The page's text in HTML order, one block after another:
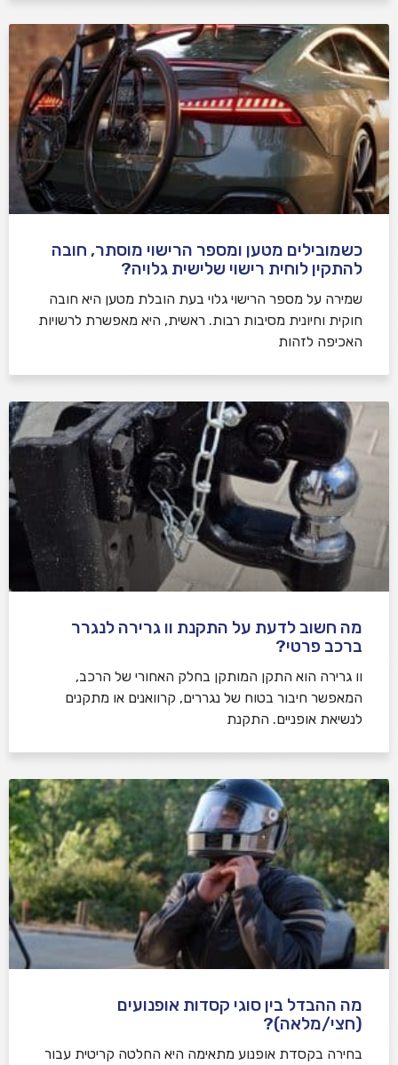
כשמובילים מטען ומספר הרישוי מוסתר, חובה
להתקין לוחית רישוי שלישית גלויה?
שמירה על מספר הרישוי גלוי בעת הובלת מטען היא חובה
חוקית וחיונית מסיבות רבות. ראשית, היא מאפשרת לרשויות
האכיפה לזהות
מה חשוב לדעת על התקנת וו גרירה לנגרר
ברכב פרטי?
וו גרירה הוא התקן המותקן בחלק האחורי של הרכב,
המאפשר חיבור בטוח של נגררים, קרוואנים או מתקנים
לנשיאת אופניים. התקנת
מה ההבדל בין סוגי קסדות אופנועים
(חצי/מלאה)?
בחירה בקסדת אופנוע מתאימה היא החלטה קריטית עבור